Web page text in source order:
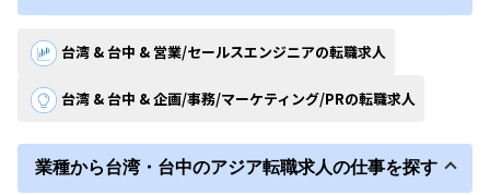
台湾 & 台中 & 営業/セールスエンジニアの転職求人
台湾 & 台中 & 企画/事務/マーケティング/PRの転職求人
業種から台湾・台中のアジア転職求人の仕事を探す